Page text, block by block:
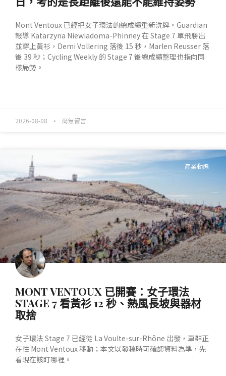
Mont Ventoux 已經把女子環法的總成績重新洗牌。Guardian
報導 Katarzyna Niewiadoma-Phinney 在 Stage 7 單飛勝出
並穿上黃衫，Demi Vollering 落後 15 秒，Marlen Reusser 落
後 39 秒；Cycling Weekly 的 Stage 7 後總成績整理也指向同
樣局勢。
2026-08-08 尚無留言
產業動態
MONT VENTOUX 已開賽：女子環法
STAGE 7 看黃衫 12 秒、熱風長坡與器材
取捨
女子環法 Stage 7 已經從 La Voulte-sur-Rhône 出發，車群正
在往 Mont Ventoux 移動；本文以發稿時可確認資料為準，先
看現在該盯哪裡。